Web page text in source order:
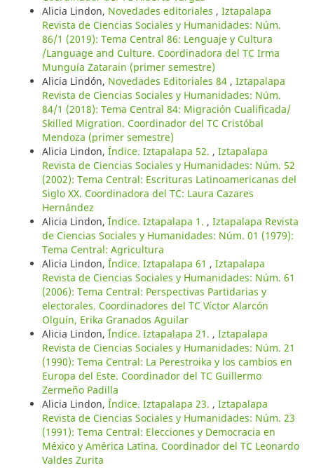
Alicia Lindon, Novedades editoriales , Iztapalapa
Revista de Ciencias Sociales y Humanidades: Núm.
86/1 (2019): Tema Central 86: Lenguaje y Cultura
/Language and Culture. Coordinadora del TC Irma
Munguía Zatarain (primer semestre)
Alicia Lindón, Novedades Editoriales 84 , Iztapalapa
Revista de Ciencias Sociales y Humanidades: Núm.
84/1 (2018): Tema Central 84: Migración Cualificada/
Skilled Migration. Coordinador del TC Cristóbal
Mendoza (primer semestre)
Alicia Lindon, Índice. Iztapalapa 52. , Iztapalapa
Revista de Ciencias Sociales y Humanidades: Núm. 52
(2002): Tema Central: Escrituras Latinoamericanas del
Siglo XX. Coordinadora del TC: Laura Cazares
Hernández
Alicia Lindon, Índice. Iztapalapa 1. , Iztapalapa Revista
de Ciencias Sociales y Humanidades: Núm. 01 (1979):
Tema Central: Agricultura
Alicia Lindon, Índice. Iztapalapa 61 , Iztapalapa
Revista de Ciencias Sociales y Humanidades: Núm. 61
(2006): Tema Central: Perspectivas Partidarias y
electorales. Coordinadores del TC Víctor Alarcón
Olguín, Erika Granados Aguilar
Alicia Lindon, Índice. Iztapalapa 21. , Iztapalapa
Revista de Ciencias Sociales y Humanidades: Núm. 21
(1990): Tema Central: La Perestroika y los cambios en
Europa del Este. Coordinador del TC Guillermo
Zermeño Padilla
Alicia Lindon, Índice. Iztapalapa 23. , Iztapalapa
Revista de Ciencias Sociales y Humanidades: Núm. 23
(1991): Tema Central: Elecciones y Democracia en
México y América Latina. Coordinador del TC Leonardo
Valdes Zurita